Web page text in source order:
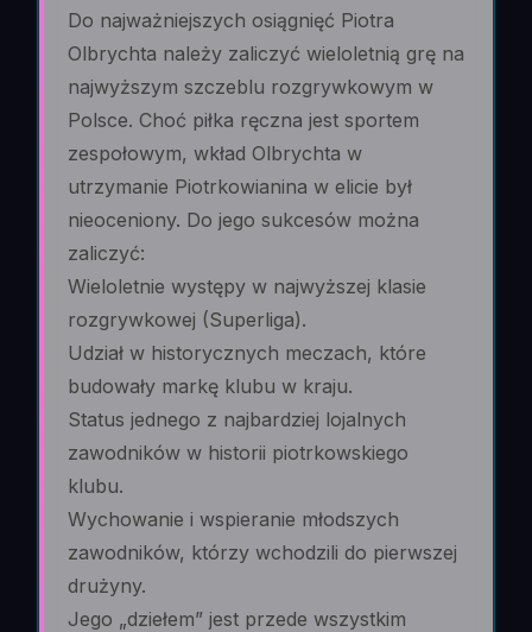
Do najważniejszych osiągnięć Piotra
Olbrychta należy zaliczyć wieloletnią grę na
najwyższym szczeblu rozgrywkowym w
Polsce. Choć piłka ręczna jest sportem
zespołowym, wkład Olbrychta w
utrzymanie Piotrkowianina w elicie był
nieoceniony. Do jego sukcesów można
zaliczyć:
Wieloletnie występy w najwyższej klasie
rozgrywkowej (Superliga).
Udział w historycznych meczach, które
budowały markę klubu w kraju.
Status jednego z najbardziej lojalnych
zawodników w historii piotrkowskiego
klubu.
Wychowanie i wspieranie młodszych
zawodników, którzy wchodzili do pierwszej
drużyny.
Jego „dziełem” jest przede wszystkim